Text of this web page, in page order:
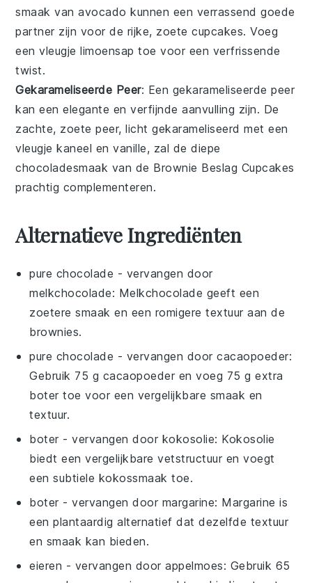
smaak vanavocado kunnen een verrassend goede
partner zijn voor de rijke, zoetecupcakes. Voeg
een vleugjelimoensap toe voor een verfrissende
twist.
Gekarameliseerde Peer: Een gekarameliseerde peer
kan een elegante en verfijnde aanvulling zijn. De
zachte, zoete peer, licht gekarameliseerd met een
vleugjekaneel envanille, zal de diepe
chocoladesmaak van de Brownie Beslag Cupcakes
prachtig complementeren.
Alternatieve Ingrediënten
pure chocolade - vervangen door
melkchocolade: Melkchocolade geeft een
zoetere smaak en een romigere textuur aan de
brownies.
pure chocolade - vervangen doorcacaopoeder:
Gebruik 75 g cacaopoeder en voeg 75 g extra
boter toe voor een vergelijkbare smaak en
textuur.
boter - vervangen door kokosolie: Kokosolie
biedt een vergelijkbare vetstructuur en voegt
een subtiele kokossmaak toe.
boter - vervangen door margarine: Margarine is
een plantaardig alternatief dat dezelfde textuur
en smaak kan bieden.
eieren - vervangen doorappelmoes: Gebruik 65